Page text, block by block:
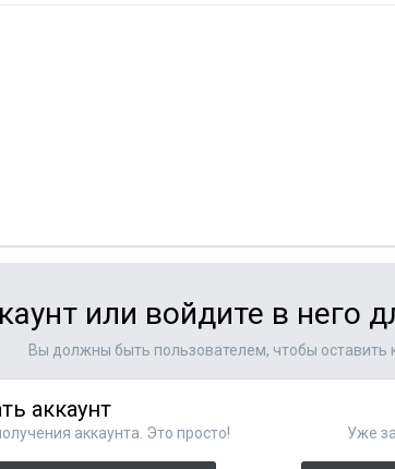
или войдите в него
Вы должны быть пользователем, чтобы оставить
аккаунт
аккаунта. Это просто! Уже